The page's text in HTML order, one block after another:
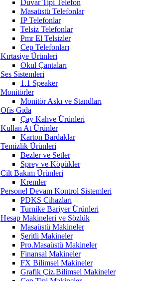
Duvar Tipi Telefon
Masaüstü Telefonlar
IP Telefonlar
Telsiz Telefonlar
Pmr El Telsizler
Cep Telefonları
Kırtasiye Ürünleri
Okul Çantaları
Ses Sistemleri
1.1 Speaker
Monitörler
Monitör Askı ve Standları
Ofis Gıda
Çay Kahve Ürünleri
Kullan At Ürünler
Karton Bardaklar
Temizlik Ürünleri
Bezler ve Setler
Sprey ve Köpükler
Cilt Bakım Ürünleri
Kremler
Personel Devam Kontrol Sistemleri
PDKS Cihazları
Turnike Bariyer Ürünleri
Hesap Makineleri ve Sözlük
Masaüstü Makineler
Şeritli Makineler
Pro.Masaüstü Makineler
Finansal Makineler
FX Bilimsel Makineler
Grafik Çiz.Bilimsel Makineler